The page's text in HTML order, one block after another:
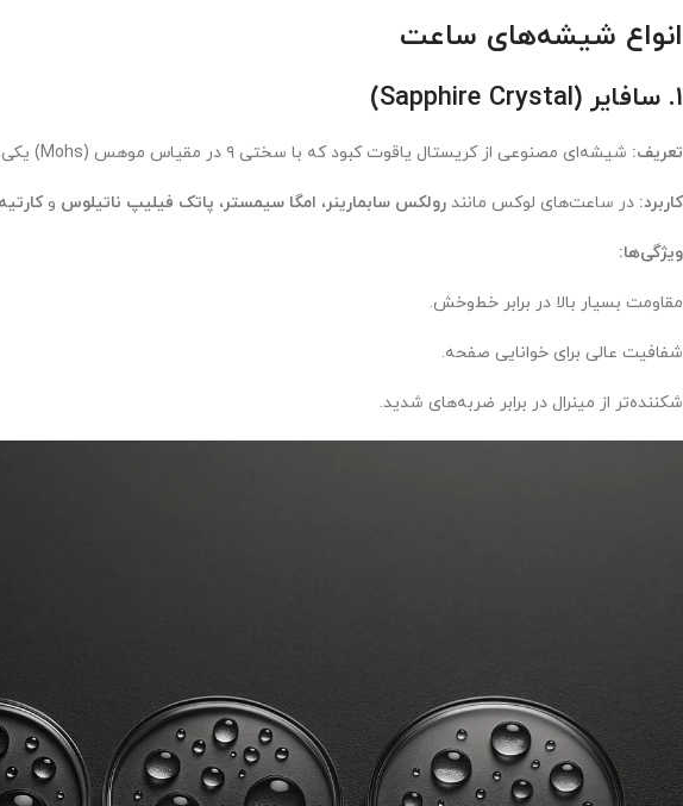
انواع شیشه‌های ساعت
۱. سافایر (Sapphire Crystal)
تعریف: شیشه‌ای مصنوعی از کریستال یاقوت کبود که با سختی ۹ در مقیاس موهس (Mohs) یکی از مقاوم‌ترین مواد است.
کاربرد: در ساعت‌های لوکس مانند رولکس سابمارینر، امگا سیمستر، پاتک فیلیپ ناتیلوس و
ویژگی‌ها:
مقاومت بسیار بالا در برابر خط‌وخش.
شفافیت عالی برای خوانایی صفحه.
شکننده‌تر از مینرال در برابر ضربه‌های شدید.